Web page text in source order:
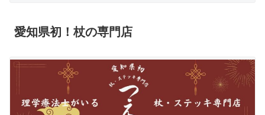
愛知県初！杖の専門店